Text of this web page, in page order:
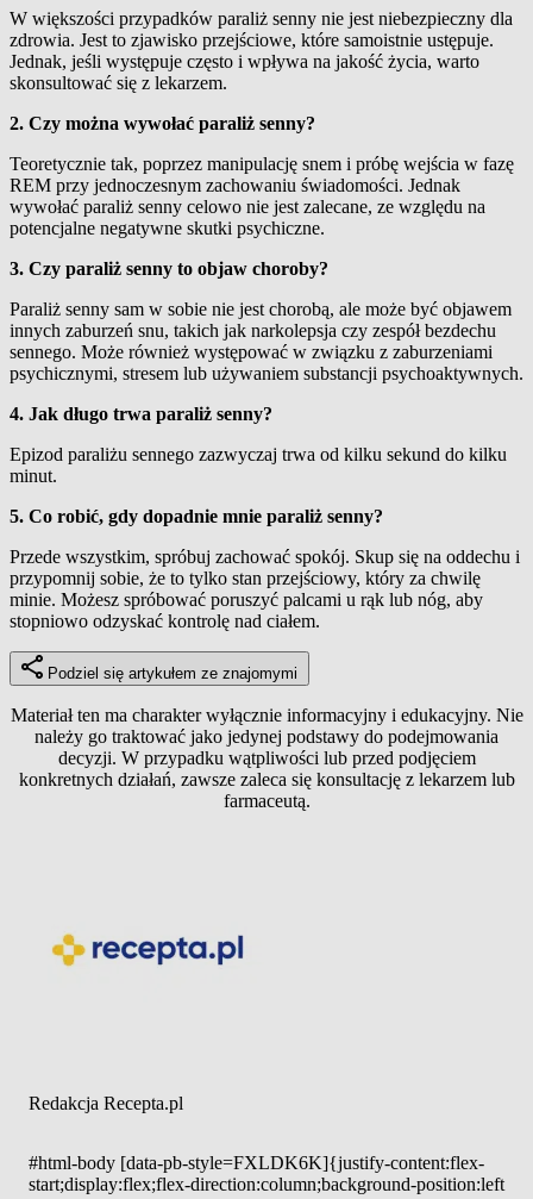
W większości przypadków paraliż senny nie jest niebezpieczny dla
zdrowia. Jest to zjawisko przejściowe, które samoistnie ustępuje.
Jednak, jeśli występuje często i wpływa na jakość życia, warto
skonsultować się z lekarzem.
2. Czy można wywołać paraliż senny?
Teoretycznie tak, poprzez manipulację snem i próbę wejścia w fazę
REM przy jednoczesnym zachowaniu świadomości. Jednak
wywołać paraliż senny celowo nie jest zalecane, ze względu na
potencjalne negatywne skutki psychiczne.
3. Czy paraliż senny to objaw choroby?
Paraliż senny sam w sobie nie jest chorobą, ale może być objawem
innych zaburzeń snu, takich jak narkolepsja czy zespół bezdechu
sennego. Może również występować w związku z zaburzeniami
psychicznymi, stresem lub używaniem substancji psychoaktywnych.
4. Jak długo trwa paraliż senny?
Epizod paraliżu sennego zazwyczaj trwa od kilku sekund do kilku
minut.
5. Co robić, gdy dopadnie mnie paraliż senny?
Przede wszystkim, spróbuj zachować spokój. Skup się na oddechu i
przypomnij sobie, że to tylko stan przejściowy, który za chwilę
minie. Możesz spróbować poruszyć palcami u rąk lub nóg, aby
stopniowo odzyskać kontrolę nad ciałem.
Podziel się artykułem ze znajomymi
Materiał ten ma charakter wyłącznie informacyjny i edukacyjny. Nie
należy go traktować jako jedynej podstawy do podejmowania
decyzji. W przypadku wątpliwości lub przed podjęciem
konkretnych działań, zawsze zaleca się konsultację z lekarzem lub
farmaceutą.
Redakcja Recepta.pl
#html-body [data-pb-style=FXLDK6K]{justify-content:flex-
start;display:flex;flex-direction:column;background-position:left